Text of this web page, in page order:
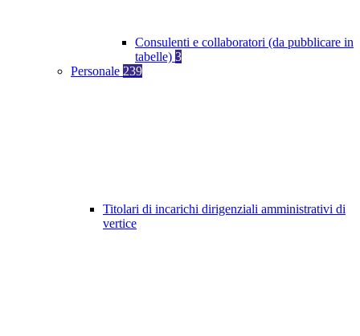
Consulenti e collaboratori (da pubblicare in
tabelle) 3
Personale 239
Titolari di incarichi dirigenziali amministrativi di
vertice